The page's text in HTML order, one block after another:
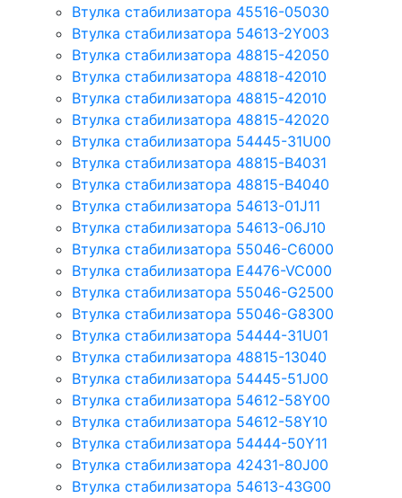
Втулка стабилизатора 45516-05030
Втулка стабилизатора 54613-2Y003
Втулка стабилизатора 48815-42050
Втулка стабилизатора 48818-42010
Втулка стабилизатора 48815-42010
Втулка стабилизатора 48815-42020
Втулка стабилизатора 54445-31U00
Втулка стабилизатора 48815-B4031
Втулка стабилизатора 48815-B4040
Втулка стабилизатора 54613-01J11
Втулка стабилизатора 54613-06J10
Втулка стабилизатора 55046-C6000
Втулка стабилизатора E4476-VC000
Втулка стабилизатора 55046-G2500
Втулка стабилизатора 55046-G8300
Втулка стабилизатора 54444-31U01
Втулка стабилизатора 48815-13040
Втулка стабилизатора 54445-51J00
Втулка стабилизатора 54612-58Y00
Втулка стабилизатора 54612-58Y10
Втулка стабилизатора 54444-50Y11
Втулка стабилизатора 42431-80J00
Втулка стабилизатора 54613-43G00